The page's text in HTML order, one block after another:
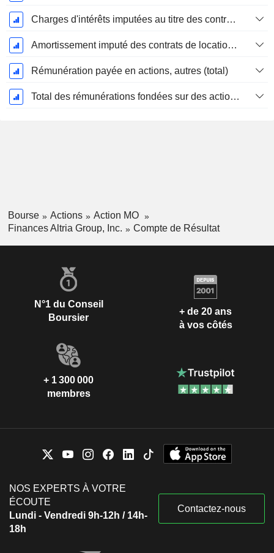
Charges d'intérêts imputées au titre des contrats de location
Amortissement imputé des contrats de location simple
Rémunération payée en actions, autres (total)
Total des rémunérations fondées sur des actions
Bourse Actions
Action MO
Finances Altria Group, Inc.
Compte de Résultat
N°1 du Conseil
Boursier
+ de 20 ans
à vos côtés
+ 1 300 000
membres
NOS EXPERTS À VOTRE
ÉCOUTE
Lundi - Vendredi 9h-12h / 14h-
18h
Contactez-nous